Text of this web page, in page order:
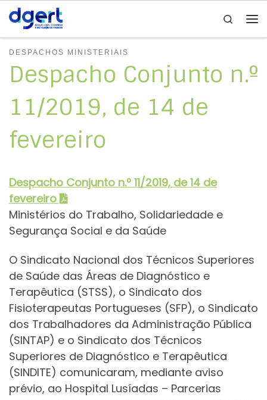
Skip to content
Search
DESPACHOS MINISTERIAIS
Despacho Conjunto n.º
11/2019, de 14 de
fevereiro
Despacho Conjunto n.º 11/2019, de 14 de
fevereiro
Ministérios do Trabalho, Solidariedade e
Segurança Social e da Saúde
O Sindicato Nacional dos Técnicos Superiores
de Saúde das Áreas de Diagnóstico e
Terapêutica (STSS), o Sindicato dos
Fisioterapeutas Portugueses (SFP), o Sindicato
dos Trabalhadores da Administração Pública
(SINTAP) e o Sindicato dos Técnicos
Superiores de Diagnóstico e Terapêutica
(SINDITE) comunicaram, mediante aviso
prévio, ao Hospital Lusíadas – Parcerias